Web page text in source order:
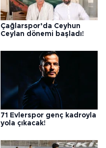
Çağlarspor’da Ceyhun
Ceylan dönemi başladı!
71 Evlerspor genç kadroyla
yola çıkacak!